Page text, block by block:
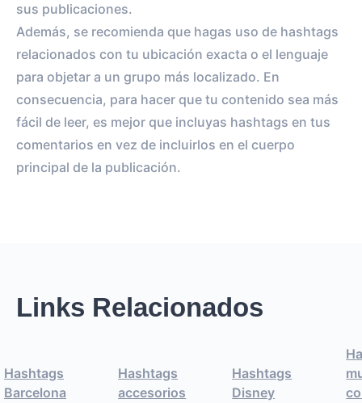
sus publicaciones.
Además, se recomienda que hagas uso de hashtags
relacionados con tu ubicación exacta o el lenguaje
para objetar a un grupo más localizado. En
consecuencia, para hacer que tu contenido sea más
fácil de leer, es mejor que incluyas hashtags en tus
comentarios en vez de incluirlos en el cuerpo
principal de la publicación.
Links Relacionados
Hashtags
Barcelona
Hashtags
accesorios
Hashtags
Disney